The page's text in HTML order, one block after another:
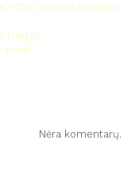
dėvėtos tekstilės
turguje
Nėra komentarų.